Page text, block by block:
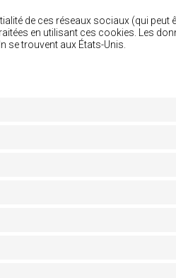
de ces réseaux sociaux (qui peut
en utilisant ces cookies. Les
se trouvent aux États-Unis.